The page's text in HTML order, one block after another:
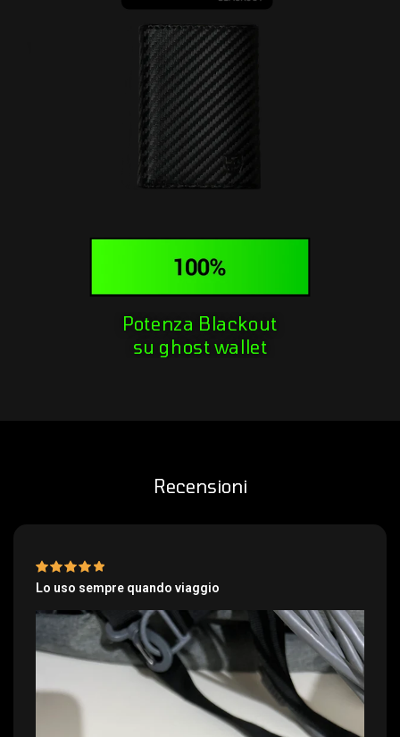
Potenza Blackout
su ghost wallet
Recensioni
Lo uso sempre quando viaggio